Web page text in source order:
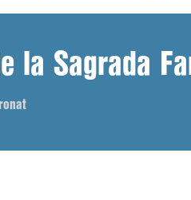
la Sagrada